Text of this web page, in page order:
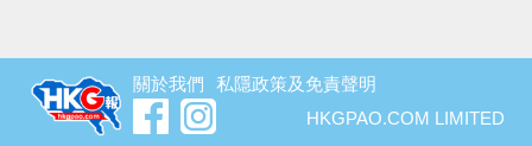
關於我們
私隱政策及免責聲明
HKGPAO.COM LIMITED